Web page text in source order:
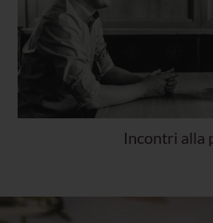
Incontri alla